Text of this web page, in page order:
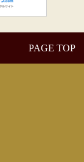
PAGE TOP